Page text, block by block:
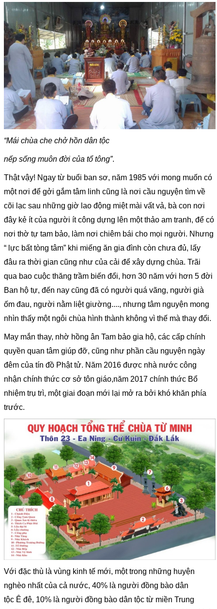
“Mái chùa che chở hồn dân tộc
nếp sống muôn đời của tổ tông”.
Thật vậy! Ngay từ buổi ban sơ, năm 1985 với mong muốn có
một nơi để gởi gắm tâm linh cũng là nơi cầu nguyện tìm về
cõi lạc sau những giờ lao động miệt mài vất vả, bà con nơi
đây kẻ ít của người ít công dựng lên một thảo am tranh, để có
nơi thờ tự tam bảo, làm nơi chiêm bái cho mọi người. Nhưng
“ lực bất tòng tâm” khi miếng ăn gia đình còn chưa đủ, lấy
đâu ra thời gian cũng như của cải để xây dựng chùa. Trãi
qua bao cuộc thăng trầm biến đổi, hơn 30 năm với hơn 5 đời
Ban hộ tự, đến nay cũng đã có người quá vãng, người già
ốm đau, người nằm liệt giường...., nhưng tâm nguyện mong
nhìn thấy một ngôi chùa hình thành không vì thế mà thay đổi.
May mắn thay, nhờ hồng ân Tam bảo gia hộ, các cấp chính
quyền quan tâm giúp đỡ, cũng như phần cầu nguyện ngày
đêm của tín đồ Phật tử. Năm 2016 được nhà nước công
nhận chính thức cơ sở tôn giáo,năm 2017 chính thức Bổ
nhiệm trụ trì, một giai đoạn mới lại mở ra bởi khó khăn phía
trước.
Với đặc thù là vùng kinh tế mới, một trong những huyện
nghèo nhất của cả nước, 40% là người đồng bào dân
tộc Ê đê, 10% là người đồng bào dân tộc từ miền Trung